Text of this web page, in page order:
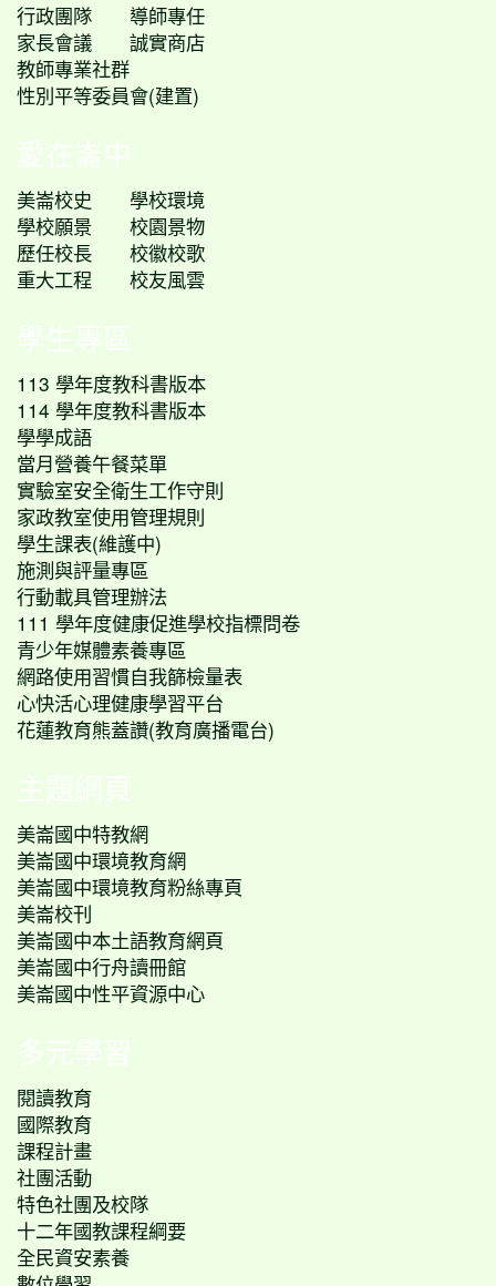
行政團隊
導師專任
家長會議
誠實商店
教師專業社群
性別平等委員會(建置)
愛在崙中
美崙校史
學校環境
學校願景
校園景物
歷任校長
校徽校歌
重大工程
校友風雲
學生專區
113 學年度教科書版本
114 學年度教科書版本
學學成語
當月營養午餐菜單
實驗室安全衛生工作守則
家政教室使用管理規則
學生課表(維護中)
施測與評量專區
行動載具管理辦法
111 學年度健康促進學校指標問卷
青少年媒體素養專區
網路使用習慣自我篩檢量表
心快活心理健康學習平台
花蓮教育熊蓋讚(教育廣播電台)
主題網頁
美崙國中特教網
美崙國中環境教育網
美崙國中環境教育粉絲專頁
美崙校刊
美崙國中本土語教育網頁
美崙國中行舟讀冊館
美崙國中性平資源中心
多元學習
閱讀教育
國際教育
課程計畫
社團活動
特色社團及校隊
十二年國教課程綱要
全民資安素養